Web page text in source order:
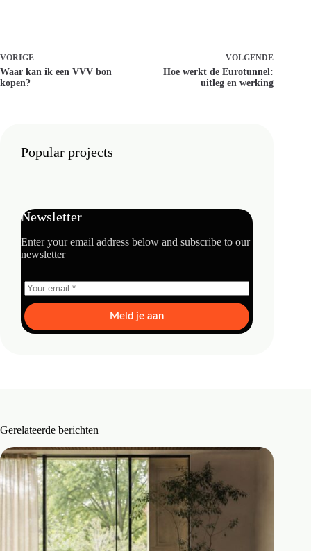
VORIGE
Waar kan ik een VVV bon
kopen?
VOLGENDE
Hoe werkt de Eurotunnel:
uitleg en werking
Popular projects
Newsletter
Enter your email address below and subscribe to our
newsletter
Meld je aan
Gerelateerde berichten